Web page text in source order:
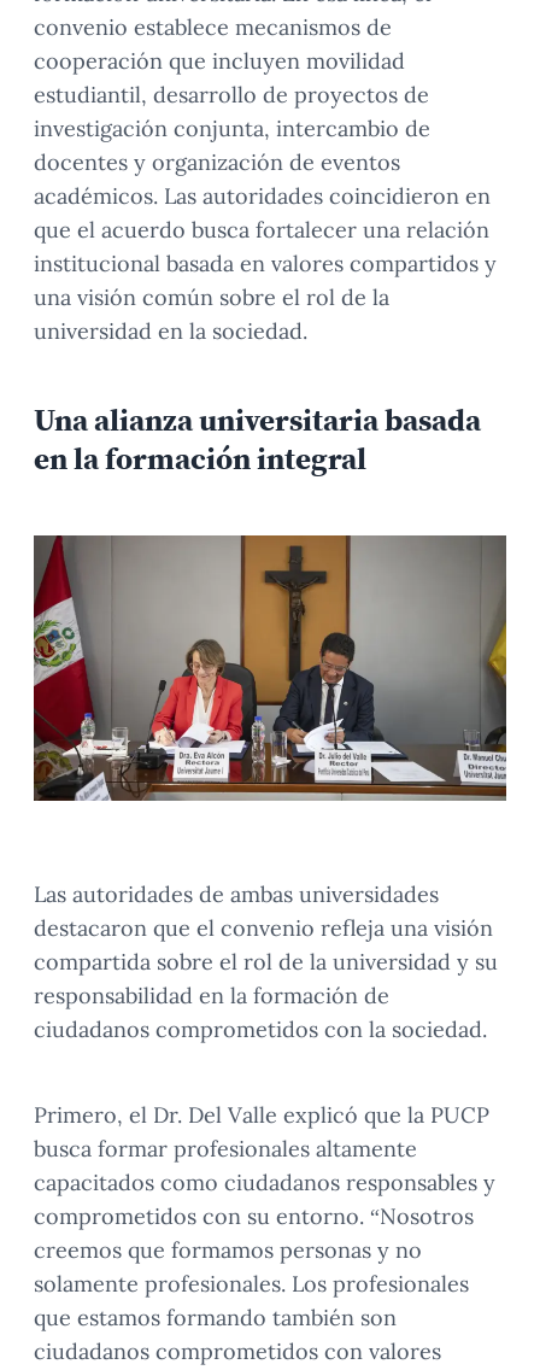
convenio establece mecanismos de
cooperación que incluyen movilidad
estudiantil, desarrollo de proyectos de
investigación conjunta, intercambio de
docentes y organización de eventos
académicos. Las autoridades coincidieron en
que el acuerdo busca fortalecer una relación
institucional basada en valores compartidos y
una visión común sobre el rol de la
universidad en la sociedad.
Una alianza universitaria basada
en la formación integral
Las autoridades de ambas universidades
destacaron que el convenio refleja una visión
compartida sobre el rol de la universidad y su
responsabilidad en la formación de
ciudadanos comprometidos con la sociedad.
Primero, el Dr. Del Valle explicó que la PUCP
busca formar profesionales altamente
capacitados como ciudadanos responsables y
comprometidos con su entorno. “Nosotros
creemos que formamos personas y no
solamente profesionales. Los profesionales
que estamos formando también son
ciudadanos comprometidos con valores